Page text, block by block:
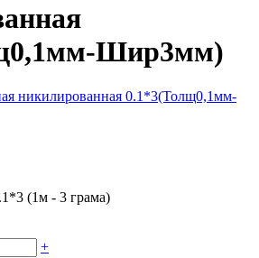
Шир3мм)
(1м - 3 грама)
+